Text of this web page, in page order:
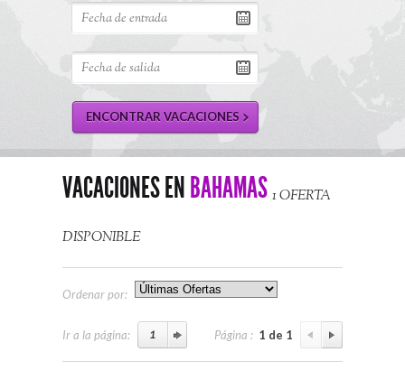
VACACIONES ENBAHAMAS 1 OFERTA
DISPONIBLE
Ordenar por:
Ir a la página: Página : 1 de 1